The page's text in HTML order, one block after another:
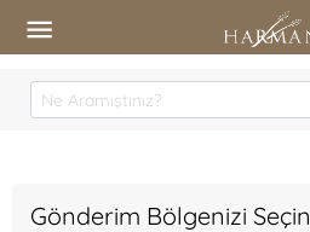
Gönderim Bölgenizi Seçin